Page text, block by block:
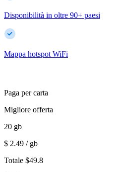
Disponibilità in oltre 90+ paesi
Mappa hotspot WiFi
Paga per carta
Migliore offerta
20 gb
$ 2.49 / gb
Totale $49.8